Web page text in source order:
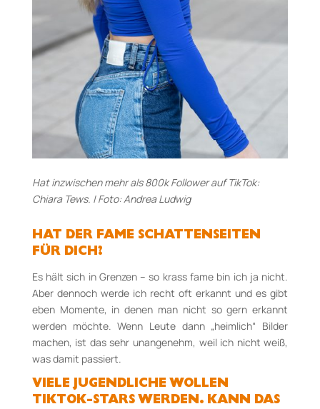
Hat inzwischen mehr als 800k Follower auf TikTok:
Chiara Tews. | Foto: Andrea Ludwig
HAT DER FAME SCHATTENSEITEN
FÜR DICH?
Es hält sich in Grenzen – so krass fame bin ich ja nicht.
Aber dennoch werde ich recht oft erkannt und es gibt
eben Momente, in denen man nicht so gern erkannt
werden möchte. Wenn Leute dann „heimlich“ Bilder
machen, ist das sehr unangenehm, weil ich nicht weiß,
was damit passiert.
VIELE JUGENDLICHE WOLLEN
TIKTOK-STARS WERDEN. KANN DAS